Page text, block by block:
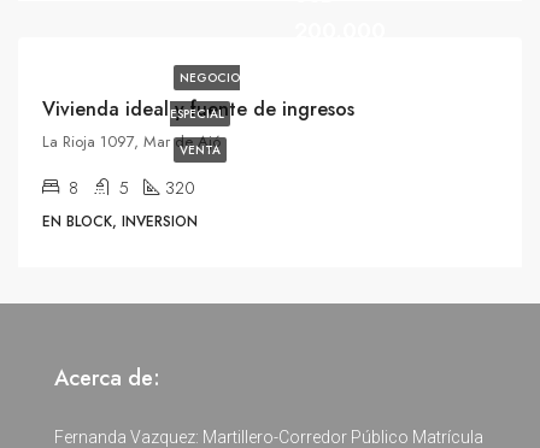
NEGOCIO
ESPECIAL
VENTA
Vivienda ideal y fuente de ingresos
La Rioja 1097, Mar de Ajó
8 5 320
EN BLOCK, INVERSION
Acerca de:
Fernanda Vazquez: Martillero-Corredor Público Matrícula